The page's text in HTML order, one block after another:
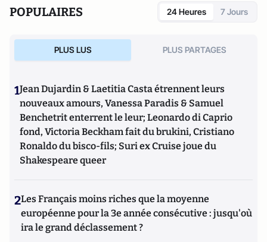
Denoël.
POPULAIRES 24 Heures 7 Jours
PLUS LUS PLUS PARTAGES
1Jean Dujardin & Laetitia Casta étrennent leurs
nouveaux amours, Vanessa Paradis & Samuel
Benchetrit enterrent le leur; Leonardo di Caprio
fond, Victoria Beckham fait du brukini, Cristiano
Ronaldo du bisco-fils; Suri ex Cruise joue du
Shakespeare queer
2Les Français moins riches que la moyenne
européenne pour la 3e année consécutive : jusqu'où
ira le grand déclassement ?